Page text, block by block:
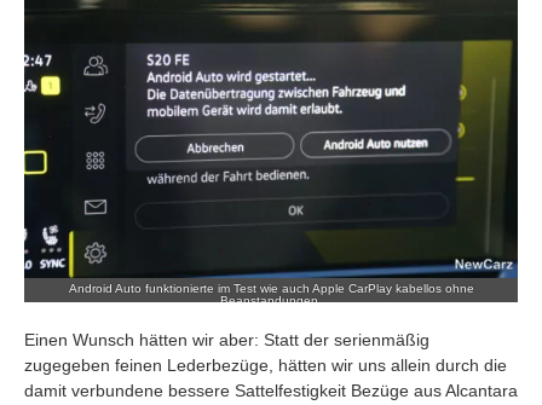
Android Auto funktionierte im Test wie auch Apple CarPlay kabellos ohne
Beanstandungen.
Einen Wunsch hätten wir aber: Statt der serienmäßig
zugegeben feinen Lederbezüge, hätten wir uns allein durch die
damit verbundene bessere Sattelfestigkeit Bezüge aus Alcantara